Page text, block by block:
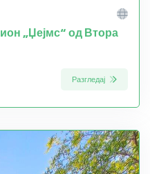
„Џејмс“ од Втора
Разгледај